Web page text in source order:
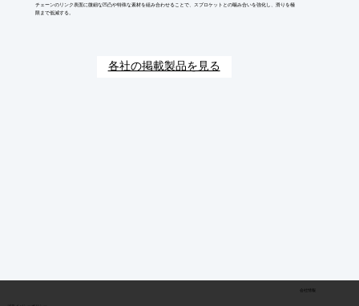
チェーンのリンク表面に微細な凹凸や特殊な素材を組み合わせることで、スプロケットとの噛み合いを強化し、滑りを極
限まで低減する。
各社の掲載製品を見る
会社情報